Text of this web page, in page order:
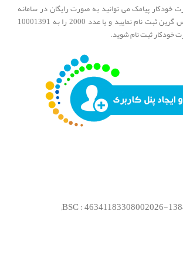
خودکار پیامک می توانید به صورت رایگان در سامانه
پیام کوتاه شرکت پارس گرین ثبت نام نمایید و یا عدد 2000 را به 10001391
خودکار ثبت نام شوید.